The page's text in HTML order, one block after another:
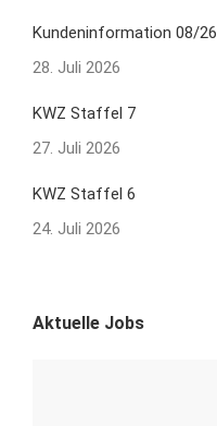
Kundeninformation 08/26
28. Juli 2026
KWZ Staffel 7
27. Juli 2026
KWZ Staffel 6
24. Juli 2026
Aktuelle Jobs